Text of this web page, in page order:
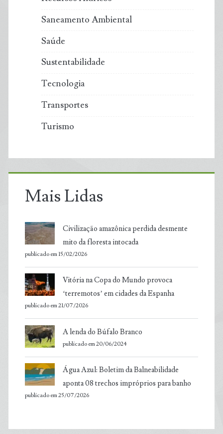
Saneamento Ambiental
Saúde
Sustentabilidade
Tecnologia
Transportes
Turismo
Mais Lidas
Civilização amazônica perdida desmente
mito da floresta intocada
publicado em 15/02/2026
Vitória na Copa do Mundo provoca
‘terremotos’ em cidades da Espanha
publicado em 21/07/2026
A lenda do Búfalo Branco
publicado em 20/06/2024
Água Azul: Boletim da Balneabilidade
aponta 08 trechos impróprios para banho
publicado em 25/07/2026